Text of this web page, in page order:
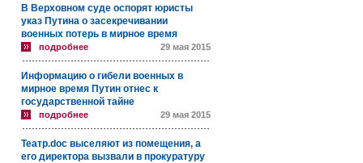
В Верховном суде оспорят юристы
указ Путина о засекречивании
военных потерь в мирное время
подробнее 29 мая 2015
Информацию о гибели военных в
мирное время Путин отнес к
государственной тайне
подробнее 29 мая 2015
Театр.doc выселяют из помещения, а
его директора вызвали в прокуратуру